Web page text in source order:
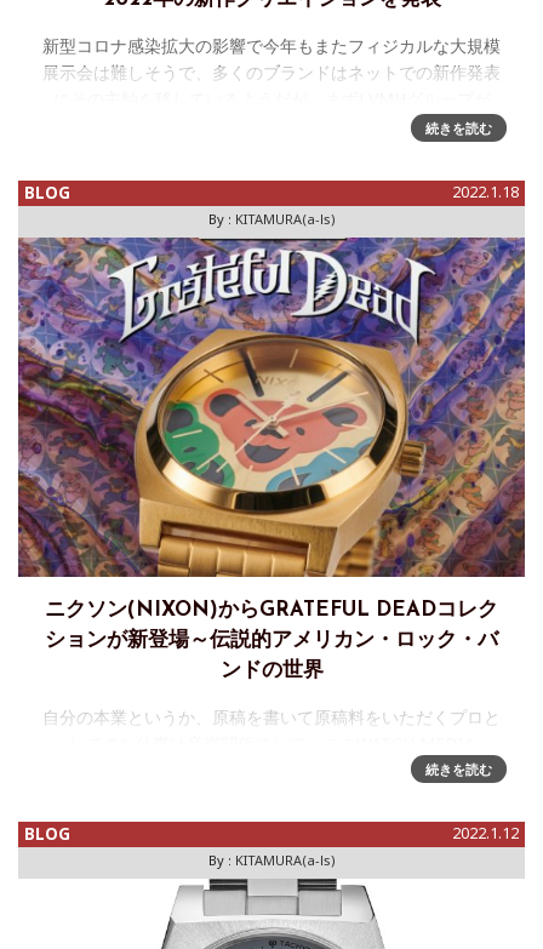
新型コロナ感染拡大の影響で今年もまたフィジカルな大規模
展示会は難しそうで、多くのブランドはネットでの新作発表
2022年新作の集中発表の先陣を切る。今週を「LVMH デジタ
続きを読む
BLOG 2022.1.18
By : KITAMURA(a-ls)
ニクソン(NIXON)からGRATEFUL DEADコレク
ションが新登場～伝説的アメリカン・ロック・バ
ンドの世界
自分の本業というか、原稿を書いて原稿料をいただくプロと
ONLINE含め、時計について書く原稿からは金銭の発生はほ
マだからといって
続きを読む
BLOG 2022.1.12
By : KITAMURA(a-ls)